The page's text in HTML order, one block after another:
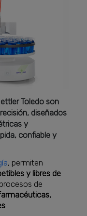
Toledo son
diseñados
y
confiable y
, permiten
y libres de
de
.